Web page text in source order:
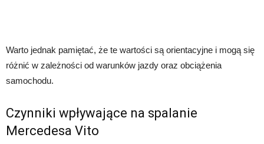
Warto jednak pamiętać, że te wartości są orientacyjne i mogą się
różnić w zależności od warunków jazdy oraz obciążenia
samochodu.
Czynniki wpływające na spalanie
Mercedesa Vito